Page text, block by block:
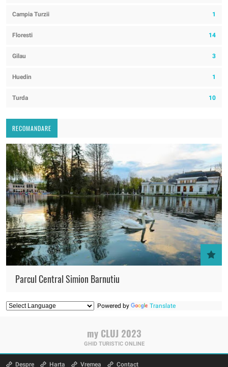
Campia Turzii 1
Floresti 14
Gilau 3
Huedin 1
Turda 10
RECOMANDARE
Parcul Central Simion Barnutiu
Powered by Translate
my CLUJ 2023
GHID TURISTIC ONLINE
Despre Harta Vremea Contact